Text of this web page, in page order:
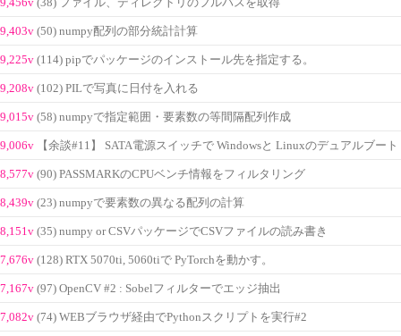
(38) ファイル、ディレクトリのフルパスを取得
9,403v (50) numpy配列の部分統計計算
9,225v (114) pipでパッケージのインストール先を指定する。
9,208v (102) PILで写真に日付を入れる
9,015v (58) numpyで指定範囲・要素数の等間隔配列作成
9,006v 【余談#11】 SATA電源スイッチで Windowsと Linuxのデュアルブート
8,577v (90) PASSMARKのCPUベンチ情報をフィルタリング
8,439v (23) numpyで要素数の異なる配列の計算
8,151v (35) numpy or CSVパッケージでCSVファイルの読み書き
7,676v (128) RTX 5070ti, 5060tiで PyTorchを動かす。
7,167v (97) OpenCV #2 : Sobelフィルターでエッジ抽出
7,082v (74) WEBブラウザ経由でPythonスクリプトを実行#2